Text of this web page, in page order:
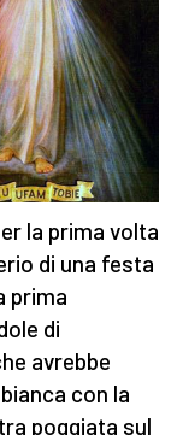
la prima volta
di una festa
prima
di
avrebbe
con la
poggiata sul